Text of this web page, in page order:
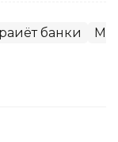
банки